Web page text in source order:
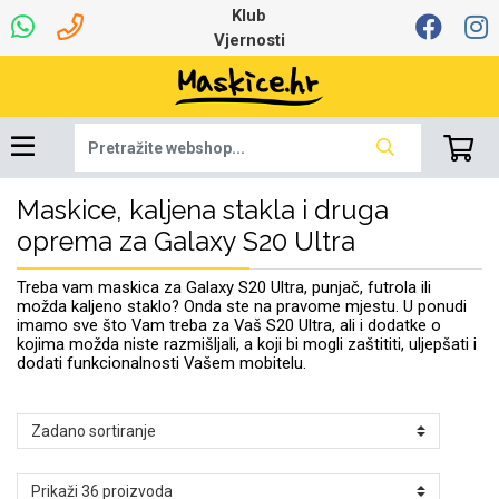
Klub
Vjernosti
Maskice, kaljena stakla i druga
oprema za Galaxy S20 Ultra
Treba vam maskica za Galaxy S20 Ultra, punjač, futrola ili
možda kaljeno staklo? Onda ste na pravome mjestu. U ponudi
imamo sve što Vam treba za Vaš S20 Ultra, ali i dodatke o
kojima možda niste razmišljali, a koji bi mogli zaštititi, uljepšati i
dodati funkcionalnosti Vašem mobitelu.
Dinamo maskice za
mobitel
Robotski usisavači Stolne lampe
Najprodavanije -
TOP 100
Šarene maskice
Ljetna kolekcija Proljetna kolekcija
Univerzalna oprema
za tablet
7.0 - 8.0 inča 8.0 - 9.0 inča
Oprema za Lenovo
tablet
Apple Samsung
Igračke i ostalo
Selfie Stick Držači za auto
Punjači Bežični punjači
Mikrofoni Bluetooth slušalice
Pametni Satovi
Memorije i
memorijske kartice
Oprema za Smart
Watch
Auto Kamere
Podloga za miš Tipkovnice i miševi
mikrofoni
Punjači za laptope
Hladnjaci za laptop
Ruksaci i torbice Razno